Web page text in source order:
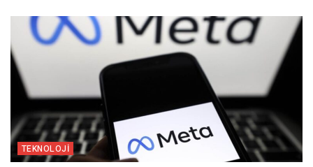
TEKNOLOJI